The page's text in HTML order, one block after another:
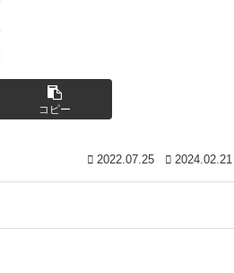
コピー
2022.07.25 2024.02.21